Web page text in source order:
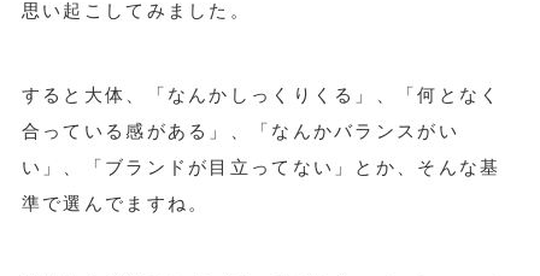
思い起こしてみました。
すると大体、「なんかしっくりくる」、「何となく
合っている感がある」、「なんかバランスがい
い」、「ブランドが目立ってない」とか、そんな基
準で選んでますね。